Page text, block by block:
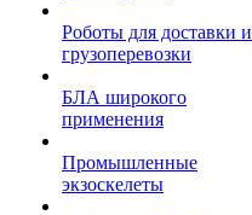
Роботы для доставки и
грузоперевозки
БЛА широкого
применения
Промышленные
экзоскелеты